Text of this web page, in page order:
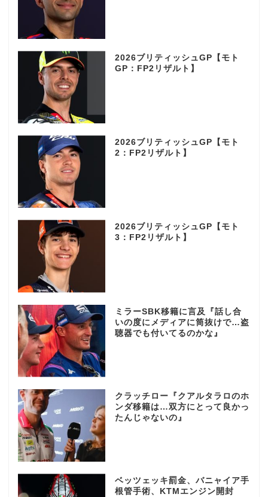
2026ブリティッシュGP【モト
GP：FP2リザルト】
2026ブリティッシュGP【モト
2：FP2リザルト】
2026ブリティッシュGP【モト
3：FP2リザルト】
ミラーSBK移籍に言及『話し合
いの度にメディアに筒抜けで…盗
聴器でも付いてるのかな』
クラッチロー『クアルタラロのホ
ンダ移籍は…双方にとって良かっ
たんじゃないの』
ベッツェッキ罰金、バニャイア手
根管手術、KTMエンジン開封